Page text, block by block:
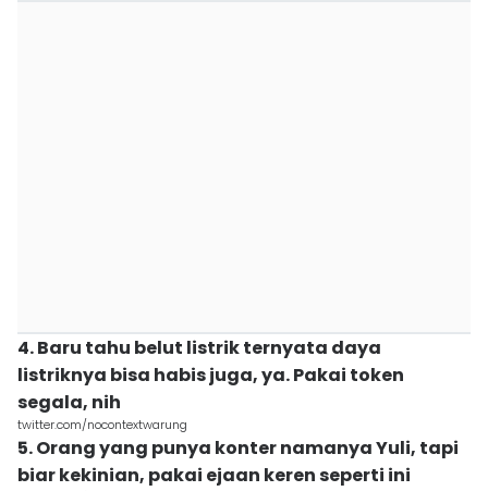
4. Baru tahu belut listrik ternyata daya
listriknya bisa habis juga, ya. Pakai token
segala, nih
twitter.com/nocontextwarung
5. Orang yang punya konter namanya Yuli, tapi
biar kekinian, pakai ejaan keren seperti ini